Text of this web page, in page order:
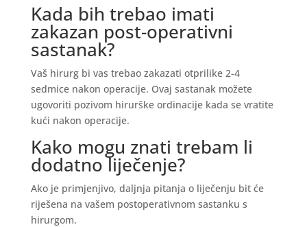
Kada bih trebao imati
zakazan post-operativni
sastanak?
Vaš hirurg bi vas trebao zakazati otprilike 2-4
sedmice nakon operacije. Ovaj sastanak možete
ugovoriti pozivom hirurške ordinacije kada se vratite
kući nakon operacije.
Kako mogu znati trebam li
dodatno liječenje?
Ako je primjenjivo, daljnja pitanja o liječenju bit će
riješena na vašem postoperativnom sastanku s
hirurgom.